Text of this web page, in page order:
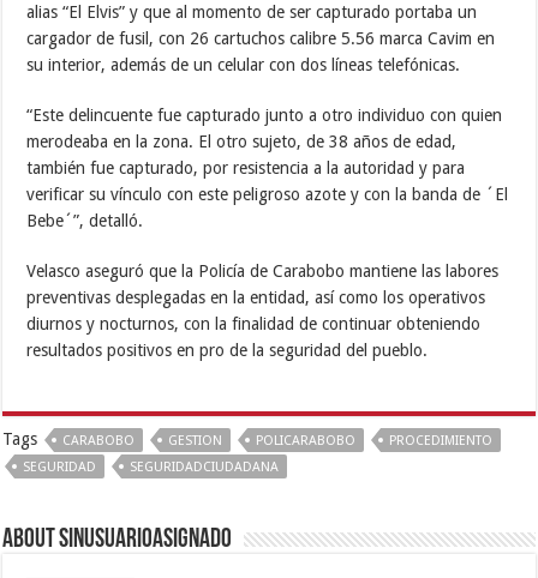
alias “El Elvis” y que al momento de ser capturado portaba un
cargador de fusil, con 26 cartuchos calibre 5.56 marca Cavim en
su interior, además de un celular con dos líneas telefónicas.
“Este delincuente fue capturado junto a otro individuo con quien
merodeaba en la zona. El otro sujeto, de 38 años de edad,
también fue capturado, por resistencia a la autoridad y para
verificar su vínculo con este peligroso azote y con la banda de ´El
Bebe´”, detalló.
Velasco aseguró que la Policía de Carabobo mantiene las labores
preventivas desplegadas en la entidad, así como los operativos
diurnos y nocturnos, con la finalidad de continuar obteniendo
resultados positivos en pro de la seguridad del pueblo.
Tags CARABOBO GESTION POLICARABOBO
PROCEDIMIENTO
SEGURIDAD
SEGURIDADCIUDADANA
About sinusuarioasignado